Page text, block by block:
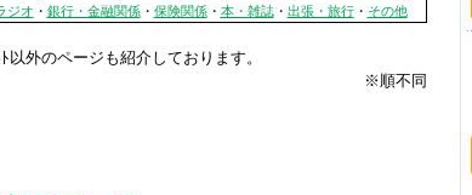
標準のMicrosoft Edgeなど
して頂くようお願い申し上げま
ジオ ・ 銀行・金融関係・ 保険関係・ 本・雑誌・ 出張・旅行・ その他
以外のページも紹介しております。
※順不同